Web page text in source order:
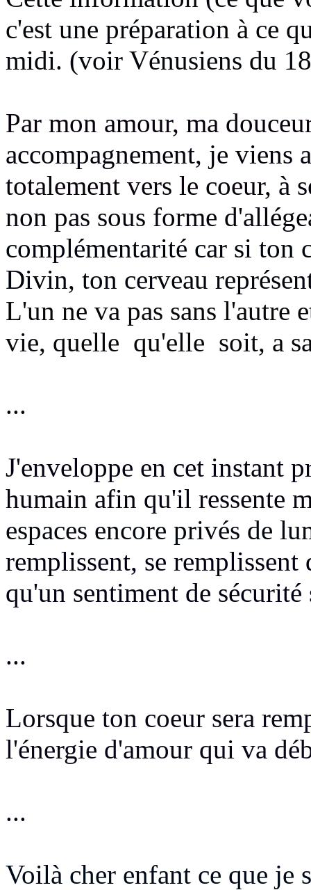
c'est une préparation à ce
midi. (voir Vénusiens du
Par mon amour, ma
accompagnement, je viens
totalement vers le coeur, à
non pas sous forme
complémentarité car si ton
Divin, ton cerveau
L'un ne va pas sans l'autre
vie, quelle qu'elle soit, a
...
J'enveloppe en cet instant
humain afin qu'il ressente
espaces encore privés de
remplissent, se remplissent
qu'un sentiment de
...
Lorsque ton coeur sera
l'énergie d'amour qui va
...
Voilà cher enfant ce que je